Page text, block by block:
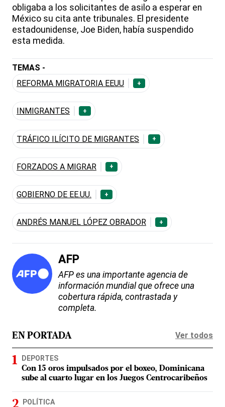
obligaba a los solicitantes de asilo a esperar en
México su cita ante tribunales. El presidente
estadounidense, Joe Biden, había suspendido
esta medida.
TEMAS -
REFORMA MIGRATORIA EEUU
+
INMIGRANTES +
TRÁFICO ILÍCITO DE MIGRANTES +
FORZADOS A MIGRAR +
GOBIERNO DE EE.UU. +
ANDRÉS MANUEL LÓPEZ OBRADOR +
AFP
AFP es una importante agencia de
información mundial que ofrece una
cobertura rápida, contrastada y
completa.
EN PORTADA Ver todos
DEPORTES
Con 15 oros impulsados por el boxeo, Dominicana
sube al cuarto lugar en los Juegos Centrocaribeños
POLÍTICA